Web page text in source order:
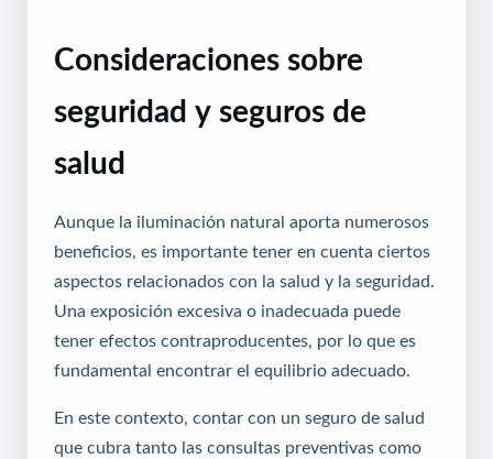
Consideraciones sobre
seguridad y seguros de
salud
Aunque la iluminación natural aporta numerosos
beneficios, es importante tener en cuenta ciertos
aspectos relacionados con la salud y la seguridad.
Una exposición excesiva o inadecuada puede
tener efectos contraproducentes, por lo que es
fundamental encontrar el equilibrio adecuado.
En este contexto, contar con un seguro de salud
que cubra tanto las consultas preventivas como